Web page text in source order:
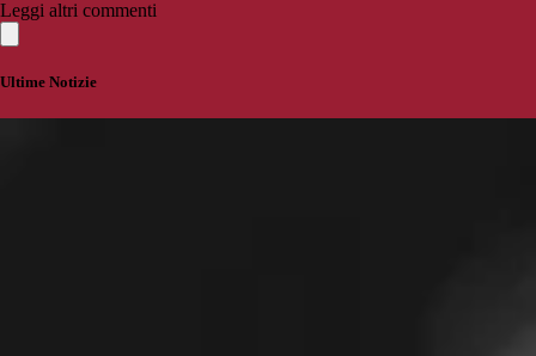
Leggi altri commenti
Ultime Notizie